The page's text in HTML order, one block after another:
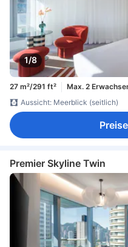
1/8
27 m²/291 ft² Max. 2
Aussicht: Meerblick (seitlich)
Premier Skyline Twin